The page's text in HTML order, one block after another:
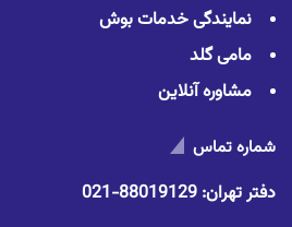
نمایندگی خدمات بوش
مامی گلد
مشاوره آنلاین
شماره تماس
دفتر تهران: 88019129-021